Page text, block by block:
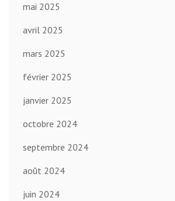
mai 2025
avril 2025
mars 2025
février 2025
janvier 2025
octobre 2024
septembre 2024
août 2024
juin 2024